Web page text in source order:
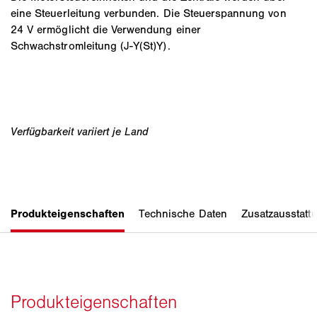
eine Steuerleitung verbunden. Die Steuerspannung von
24 V ermöglicht die Verwendung einer
Schwachstromleitung (J-Y(St)Y).